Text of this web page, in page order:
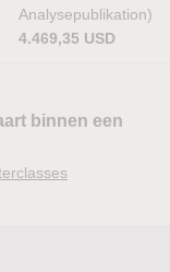
Analysepublikation)
4.469,35 USD
binnen een